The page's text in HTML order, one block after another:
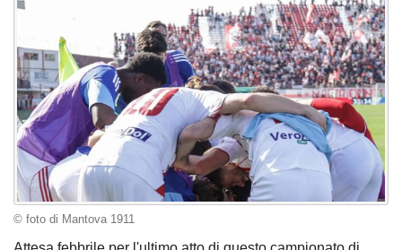
© foto di Mantova 1911